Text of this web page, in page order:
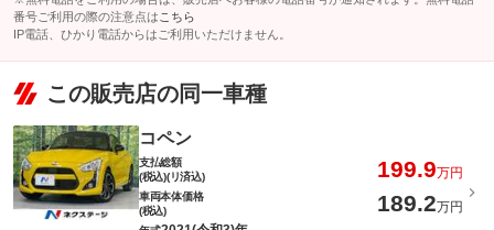
番号ご利用の際の注意点は こちら
IP電話、ひかり電話からはご利用いただけません。
この販売店の同一車種
コペン
支払総額
(税込)(リ済込)
199.9万円
車両本体価格
(税込)
189.2万円